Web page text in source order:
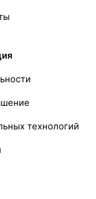
технологий